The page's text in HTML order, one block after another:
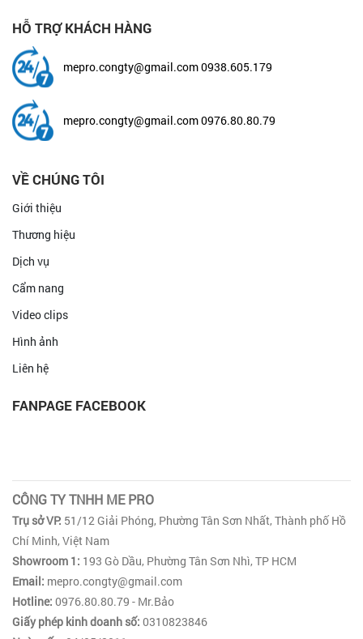
HỖ TRỢ KHÁCH HÀNG
mepro.congty@gmail.com0938.605.179
mepro.congty@gmail.com0976.80.80.79
VỀ CHÚNG TÔI
Giới thiệu
Thương hiệu
Dịch vụ
Cẩm nang
Video clips
Hình ảnh
Liên hệ
FANPAGE FACEBOOK
CÔNG TY TNHH ME PRO
Trụ sở VP: 51/12 Giải Phóng, Phường Tân Sơn Nhất, Thành phố Hồ
Chí Minh, Việt Nam
Showroom 1: 193 Gò Dầu, Phường Tân Sơn Nhì, TP HCM
Email: mepro.congty@gmail.com
Hotline: 0976.80.80.79 - Mr.Bảo
Giấy phép kinh doanh số: 0310823846